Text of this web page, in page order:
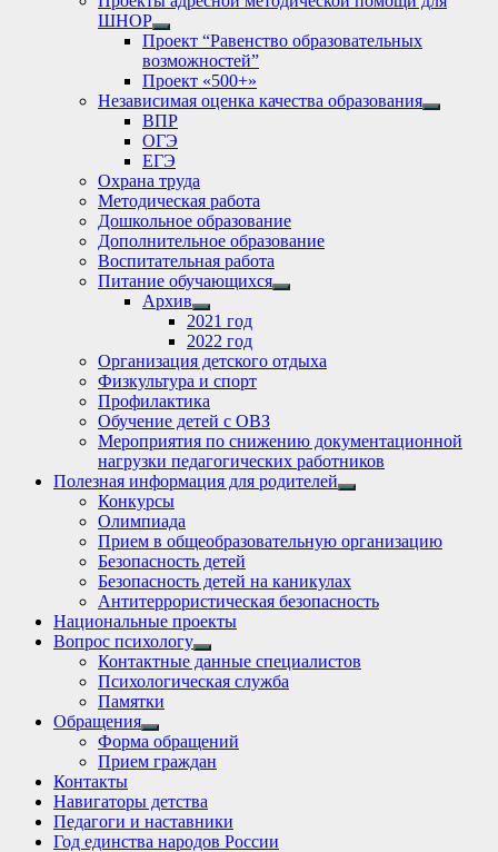
ШНОР
Show
sub
menu
Проект “Равенство образовательных
возможностей”
Проект «500+»
Независимая оценка качества образования
Show
ВПР
ОГЭ
ЕГЭ
Охрана труда
Методическая работа
Дошкольное образование
Дополнительное образование
Воспитательная работа
Питание обучающихся
Show
Архив
Show
sub
menu
2021 год
2022 год
Организация детского отдыха
Физкультура и спорт
Профилактика
Обучение детей с ОВЗ
Мероприятия по снижению документационной
нагрузки педагогических работников
Полезная информация для родителей
Show
Конкурсы
Олимпиада
Прием в общеобразовательную организацию
Безопасность детей
Безопасность детей на каникулах
Антитеррористическая безопасность
Национальные проекты
Вопрос психологу
Show
sub
menu
Контактные данные специалистов
Психологическая служба
Памятки
Обращения
Show
sub
menu
Форма обращений
Прием граждан
Контакты
Навигаторы детства
Педагоги и наставники
Год единства народов России